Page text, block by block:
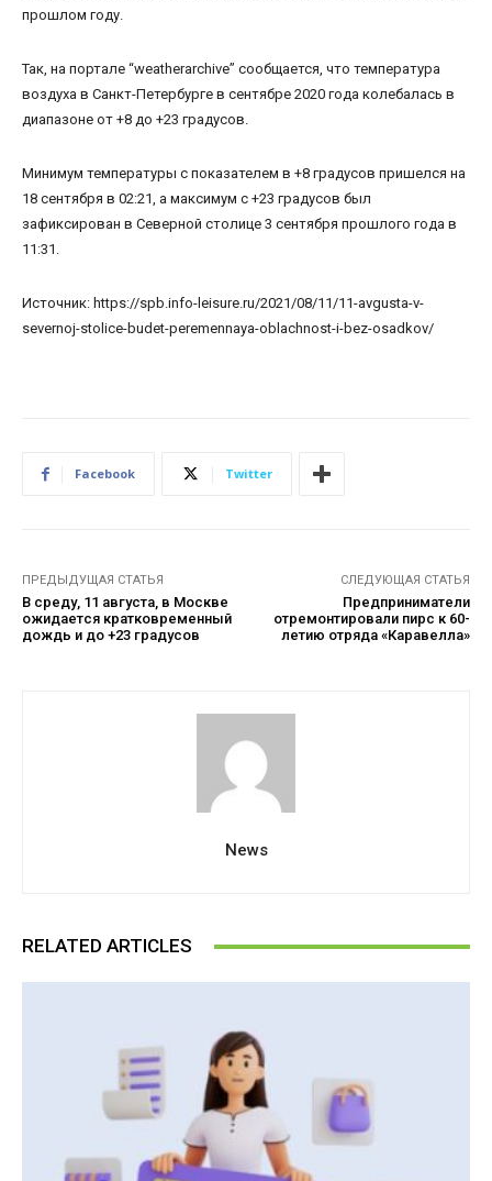
прошлом году.
Так, на портале “weatherarchive” сообщается, что температура
воздуха в Санкт-Петербурге в сентябре 2020 года колебалась в
диапазоне от +8 до +23 градусов.
Минимум температуры с показателем в +8 градусов пришелся на
18 сентября в 02:21, а максимум с +23 градусов был
зафиксирован в Северной столице 3 сентября прошлого года в
11:31.
Источник: https://spb.info-leisure.ru/2021/08/11/11-avgusta-v-
severnoj-stolice-budet-peremennaya-oblachnost-i-bez-osadkov/
Facebook Twitter
ПРЕДЫДУЩАЯ СТАТЬЯ
В среду, 11 августа, в Москве
ожидается кратковременный
дождь и до +23 градусов
СЛЕДУЮЩАЯ СТАТЬЯ
Предприниматели
отремонтировали пирс к 60-
летию отряда «Каравелла»
News
RELATED ARTICLES